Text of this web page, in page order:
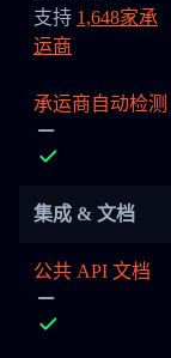
支持 1,648家承
运商
承运商自动检测
集成 & 文档
公共 API 文档